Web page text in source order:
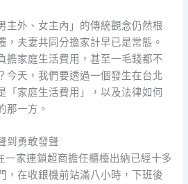
主外、女主內」的傳統觀念仍然根
，夫妻共同分擔家計早已是常態。
擔家庭生活費用，甚至一毛錢都不
今天，我們要透過一個發生在台北
「家庭生活費用」，以及法律如何
那一方。
到勇敢發聲
一家連鎖超商擔任櫃檯出納已經十多
，在收銀機前站滿八小時，下班後